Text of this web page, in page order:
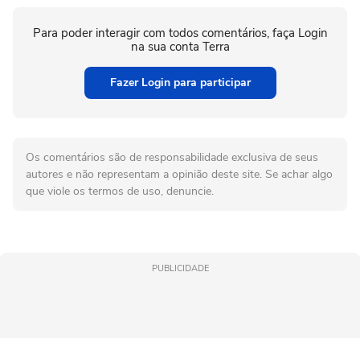
Para poder interagir com todos comentários, faça Login
na sua conta Terra
Fazer Login para participar
Os comentários são de responsabilidade exclusiva de seus
autores e não representam a opinião deste site. Se achar algo
que viole os termos de uso, denuncie.
PUBLICIDADE